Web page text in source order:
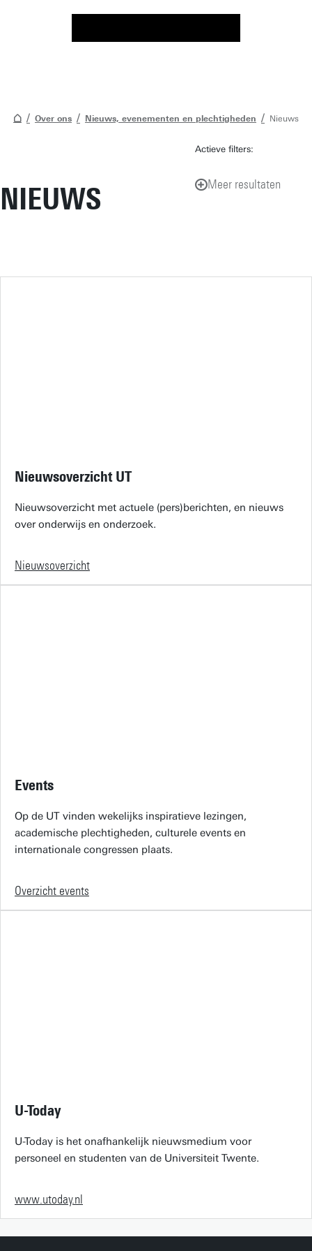
Over ons Nieuws, evenementen en plechtigheden Nieuws
NIEUWS
Actieve filters:
Meer resultaten
Nieuwsoverzicht UT
Nieuwsoverzicht met actuele (pers)berichten, en nieuws
over onderwijs en onderzoek.
Nieuwsoverzicht
Events
Op de UT vinden wekelijks inspiratieve lezingen,
academische plechtigheden, culturele events en
internationale congressen plaats.
Overzicht events
U-Today
U-Today is het onafhankelijk nieuwsmedium voor
personeel en studenten van de Universiteit Twente.
www.utoday.nl